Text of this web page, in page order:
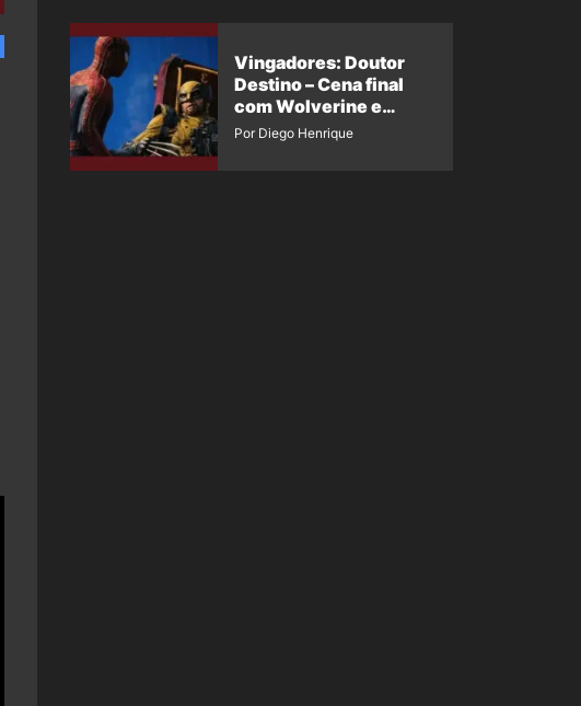
Vingadores: Doutor
Destino – Cena final
com Wolverine e
Homem-Aranha de
Por Diego Henrique